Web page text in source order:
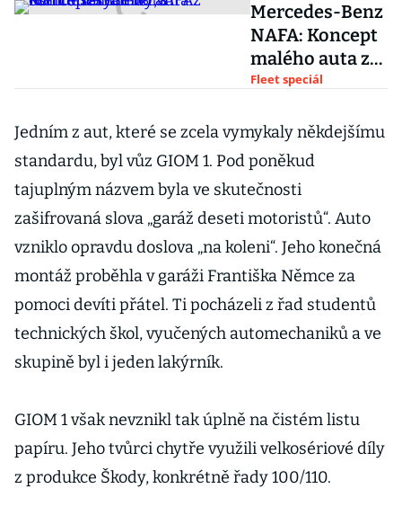
Mercedes-Benz
NAFA: Koncept
malého auta z
osmdesátých
komfortem
třídy S
Fleet speciál
Jedním z aut, které se zcela vymykaly někdejšímu
standardu, byl vůz GIOM 1. Pod poněkud
tajuplným názvem byla ve skutečnosti
zašifrovaná slova „garáž deseti motoristů“. Auto
vzniklo opravdu doslova „na koleni“. Jeho konečná
montáž proběhla v garáži Františka Němce za
pomoci devíti přátel. Ti pocházeli z řad studentů
technických škol, vyučených automechaniků a ve
skupině byl i jeden lakýrník.
GIOM 1 však nevznikl tak úplně na čistém listu
papíru. Jeho tvůrci chytře využili velkosériové díly
z produkce Škody, konkrétně řady 100/110.